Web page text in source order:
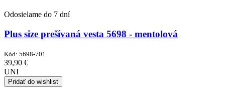
Odosielame do 7 dní
Plus size prešívaná vesta 5698 - mentolová
Kód: 5698-701
39,90 €
UNI
Pridať do wishlist